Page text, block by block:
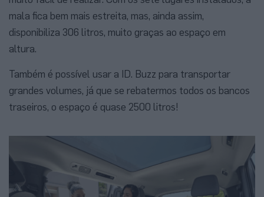
mala fica bem mais estreita, mas, ainda assim,
disponibiliza 306 litros, muito graças ao espaço em
altura.
Também é possível usar a ID. Buzz para transportar
grandes volumes, já que se rebatermos todos os bancos
traseiros, o espaço é quase 2500 litros!